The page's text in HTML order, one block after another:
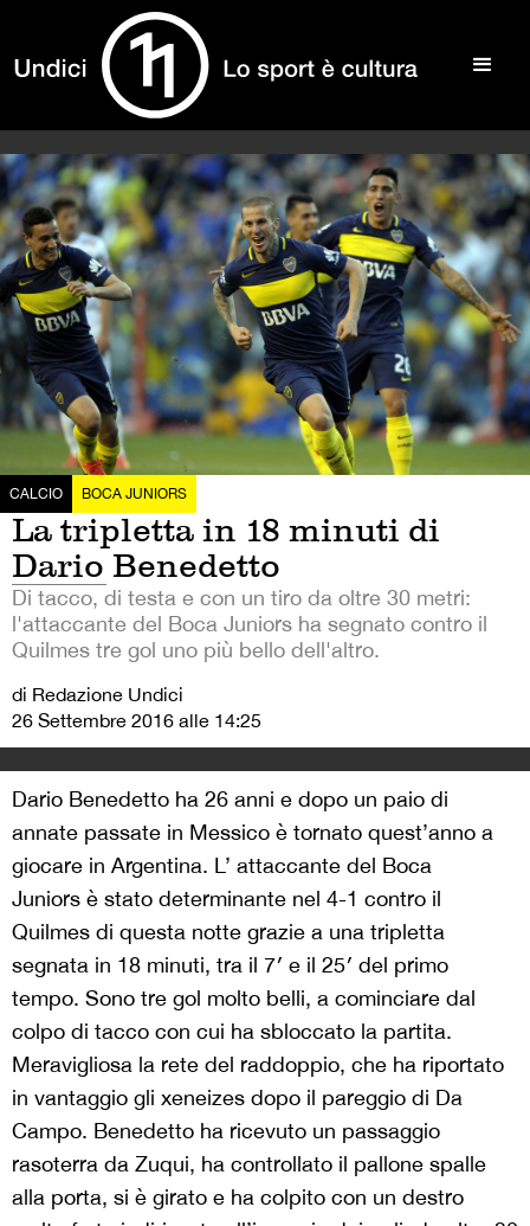
CALCIO BOCA JUNIORS
La tripletta in 18 minuti di
Dario Benedetto
Di tacco, di testa e con un tiro da oltre 30 metri:
l'attaccante del Boca Juniors ha segnato contro il
Quilmes tre gol uno più bello dell'altro.
di Redazione Undici
26 Settembre 2016 alle 14:25
Dario Benedetto ha 26 anni e dopo un paio di
annate passate in Messico è tornato quest’anno a
giocare in Argentina. L’ attaccante del Boca
Juniors è stato determinante nel 4-1 contro il
Quilmes di questa notte grazie a una tripletta
segnata in 18 minuti, tra il 7′ e il 25′ del primo
tempo. Sono tre gol molto belli, a cominciare dal
colpo di tacco con cui ha sbloccato la partita.
Meravigliosa la rete del raddoppio, che ha riportato
in vantaggio gli xeneizes dopo il pareggio di Da
Campo. Benedetto ha ricevuto un passaggio
rasoterra da Zuqui, ha controllato il pallone spalle
alla porta, si è girato e ha colpito con un destro